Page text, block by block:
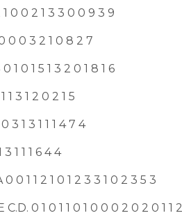
0 0 2 1 3 3 0 0 9 3 9
0 0 3 2 1 0 8 2 7
1 0 1 5 1 3 2 0 1 8 1 6
1 3 1 2 0 2 1 5
3 1 3 1 1 1 4 7 4
1 1 1 6 4 4
0 1 1 2 1 0 1 2 3 3 1 0 2 3 5 3
0 1 0 1 1 0 1 0 0 0 2 0 2 0 1 1 2